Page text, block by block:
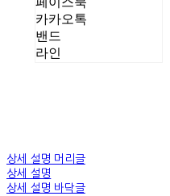
카카오톡
밴드
라인
상세 설명 머리글
상세 설명
상세 설명 바닥글